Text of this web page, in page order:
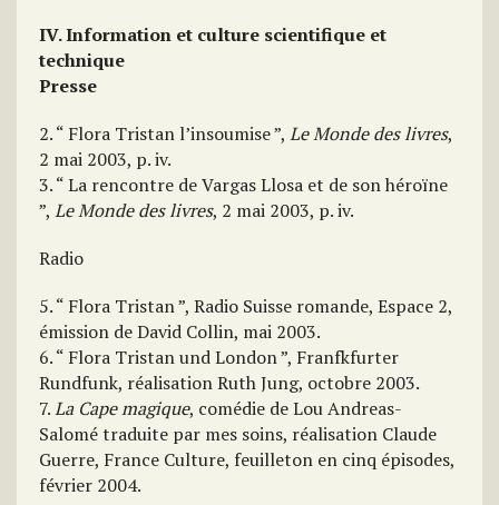
IV. Information et culture scientifique et
technique
Presse
2. “ Flora Tristan l’insoumise ”, Le Monde des livres,
2 mai 2003, p. iv.
3. “ La rencontre de Vargas Llosa et de son héroïne
”, Le Monde des livres, 2 mai 2003, p. iv.
Radio
5. “ Flora Tristan ”, Radio Suisse romande, Espace 2,
émission de David Collin, mai 2003.
6. “ Flora Tristan und London ”, Franfkfurter
Rundfunk, réalisation Ruth Jung, octobre 2003.
7.La Cape magique, comédie de Lou Andreas-
Salomé traduite par mes soins, réalisation Claude
Guerre, France Culture, feuilleton en cinq épisodes,
février 2004.